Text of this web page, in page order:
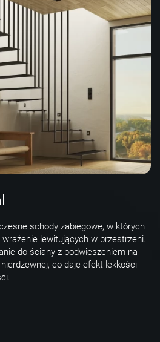
schody zabiegowe, w których
lewitujących w przestrzeni.
do ściany z podwieszeniem na
co daje efekt lekkości